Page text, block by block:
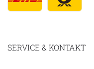
SERVICE & KONTAKT